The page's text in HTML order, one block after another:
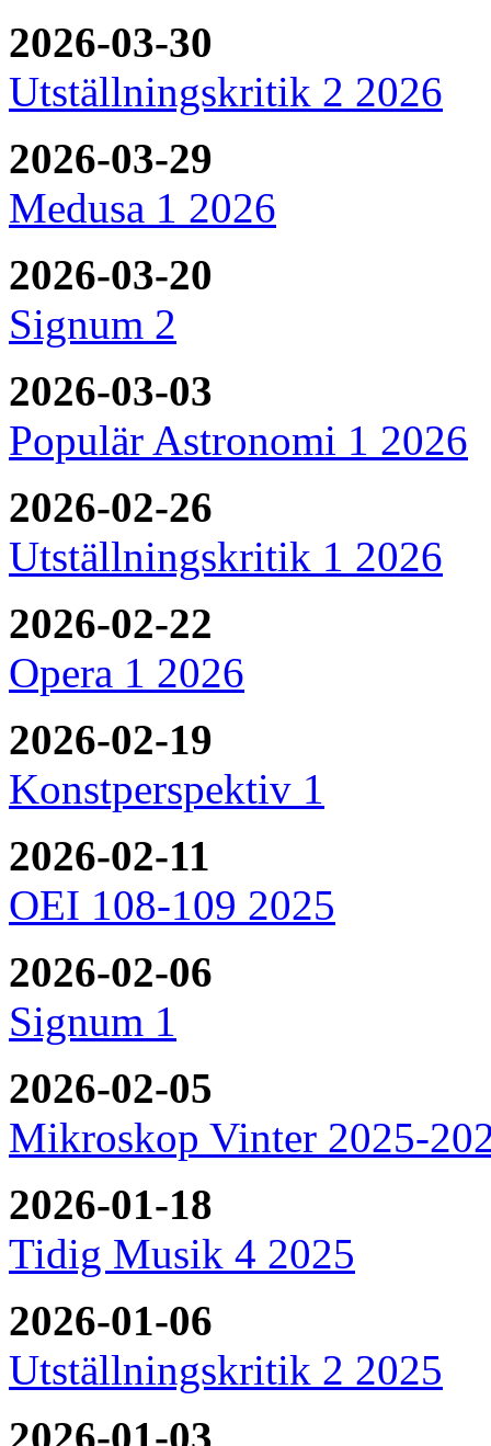
2026-03-30
Utställningskritik 2 2026
2026-03-29
Medusa 1 2026
2026-03-20
Signum 2
2026-03-03
Populär Astronomi 1 2026
2026-02-26
Utställningskritik 1 2026
2026-02-22
Opera 1 2026
2026-02-19
Konstperspektiv 1
2026-02-11
OEI 108-109 2025
2026-02-06
Signum 1
2026-02-05
Mikroskop Vinter 2025-
2026-01-18
Tidig Musik 4 2025
2026-01-06
Utställningskritik 2 2025
2026-01-03